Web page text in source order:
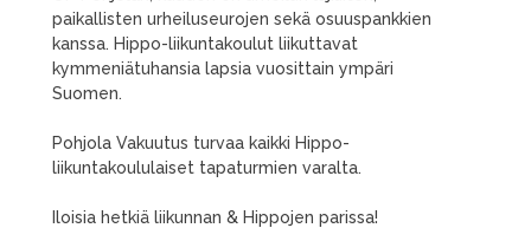
paikallisten urheiluseurojen sekä osuuspankkien
kanssa. Hippo-liikuntakoulut liikuttavat
kymmeniätuhansia lapsia vuosittain ympäri
Suomen.
Pohjola Vakuutus turvaa kaikki Hippo-
liikuntakoululaiset tapaturmien varalta.
Iloisia hetkiä liikunnan & Hippojen parissa!